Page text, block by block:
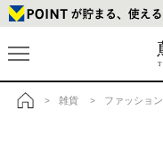
> 雑貨 > ファッション